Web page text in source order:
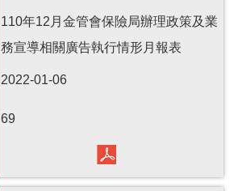
110年12月金管會保險局辦理政策及業
務宣導相關廣告執行情形月報表
2022-01-06
69